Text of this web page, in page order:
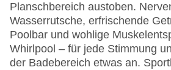
Planschbereich austoben.
Wasserrutsche, erfrischende
Poolbar und wohlige
Whirlpool – für jede Stimmung
der Badebereich etwas an.